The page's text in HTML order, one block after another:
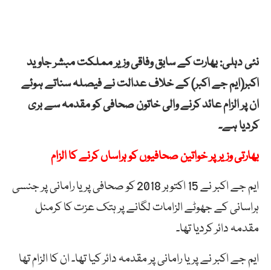
نئی دہلی: بھارت کے سابق وفاقی وزیر مملکت مبشر جاوید
اکبر(ایم جے اکبر) کے خلاف عدالت نے فیصلہ سناتے ہوئے
ان پر الزام عائد کرنے والی خاتون صحافی کو مقدمہ سے بری
کردیا ہے۔
بھارتی وزیر پر خواتین صحافیوں کو ہراساں کرنے کا الزام
ایم جے اکبر نے 15 اکتوبر 2018 کو صحافی پریا رامانی پر جنسی
ہراسانی کے جھوٹے الزامات لگانے پر ہتک عزت کا کرمنل
مقدمہ دائر کردیا تھا۔
ایم جے اکبر نے پریا رامانی پر مقدمہ دائر کیا تھا۔ ان کا الزام تھا